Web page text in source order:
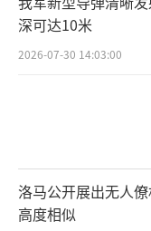
深可达10米
2026-07-30 14:03:00
洛马公开展出无人
高度相似